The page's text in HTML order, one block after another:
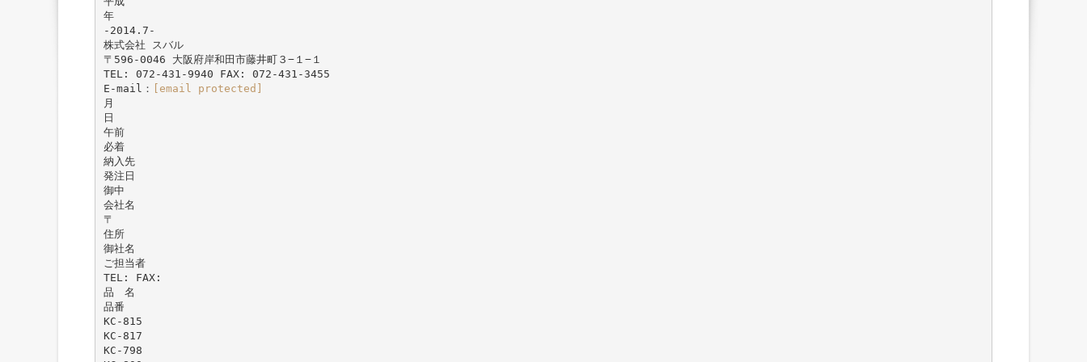
年
-2014.7-
株式会社 スバル
〒596-0046 大阪府岸和田市藤井町３−１−１
TEL: 072-431-9940 FAX: 072-431-3455
E-mail： [email protected]
月
日
午前
必着
納入先
発注日
御中
会社名
〒
住所
御社名
ご担当者
TEL: FAX:
品 名
品番
KC-815
KC-817
KC-798